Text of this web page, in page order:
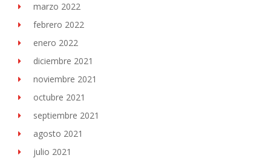
marzo 2022
febrero 2022
enero 2022
diciembre 2021
noviembre 2021
octubre 2021
septiembre 2021
agosto 2021
julio 2021